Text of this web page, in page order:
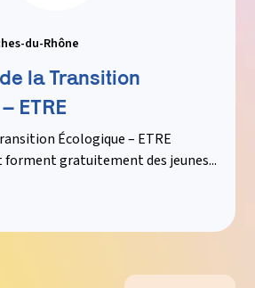
du-Rhône
la Transition
ETRE
Écologique – ETRE
gratuitement des jeunes...